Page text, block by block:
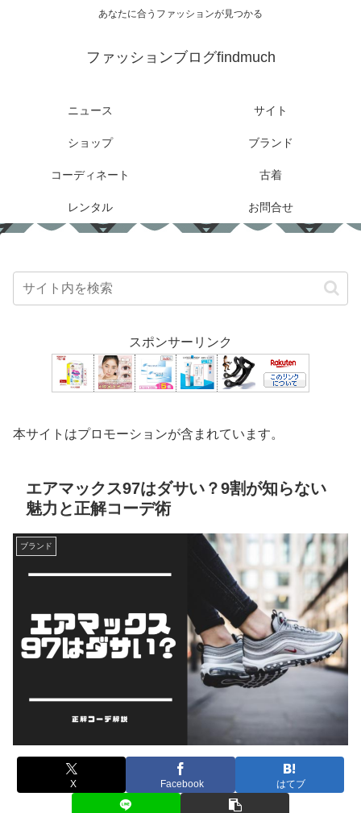
あなたに合うファッションが見つかる
ファッションブログfindmuch
ニュース サイト
ショップ ブランド
コーディネート 古着
レンタル お問合せ
スポンサーリンク
本サイトはプロモーションが含まれています。
エアマックス97はダサい？9割が知らない
魅力と正解コーデ術
ブランド
X Facebook はてブ